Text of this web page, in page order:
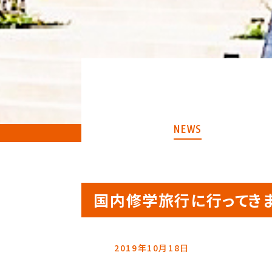
NEWS
国内修学旅行に行ってき
2019年10月18日